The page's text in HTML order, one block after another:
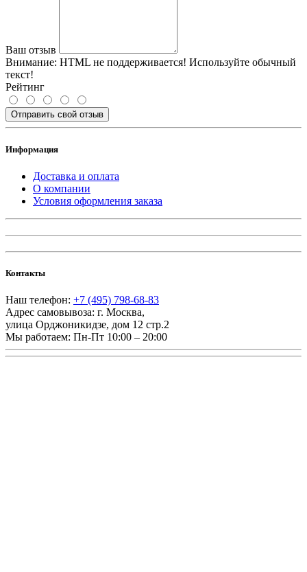
Ваш отзыв
Внимание: HTML не поддерживается! Используйте обычный
текст!
Рейтинг
Отправить свой отзыв
Информация
Доставка и оплата
О компании
Условия оформления заказа
Контакты
Наш телефон: +7 (495) 798-68-83
Адрес самовывоза: г. Москва,
улица Орджоникидзе, дом 12 стр.2
Мы работаем: Пн-Пт 10:00 – 20:00